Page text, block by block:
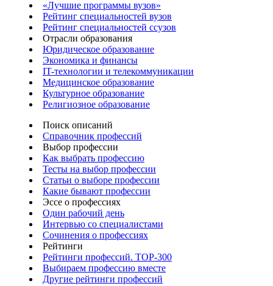
«Лучшие программы вузов»
Рейтинг специальностей вузов
Рейтинг специальностей ссузов
Отрасли образования
Юридическое образование
Экономика и финансы
IT-технологии и телекоммуникации
Медицинское образование
Культурное образование
Религиозное образование
Поиск описаний
Справочник профессий
Выбор профессии
Как выбрать профессию
Тесты на выбор профессии
Статьи о выборе профессии
Какие бывают профессии
Эссе о профессиях
Один рабочий день
Интервью со специалистами
Сочинения о профессиях
Рейтинги
Рейтинги профессий. TOP-300
Выбираем профессию вместе
Другие рейтинги профессий